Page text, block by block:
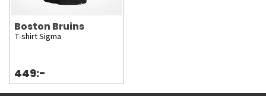
Boston Bruins
T-shirt Sigma
449:-